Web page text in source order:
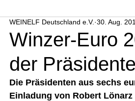
Benefiz
Winzer-Euro
der
WEINELF Deutschland e.V. 30. Aug.
Die Präsidenten aus sechs
Einladung von Robert